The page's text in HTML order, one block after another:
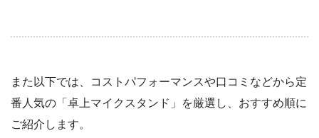
また以下では、コストパフォーマンスや口コミなどから定
番人気の「卓上マイクスタンド」を厳選し、おすすめ順に
ご紹介します。